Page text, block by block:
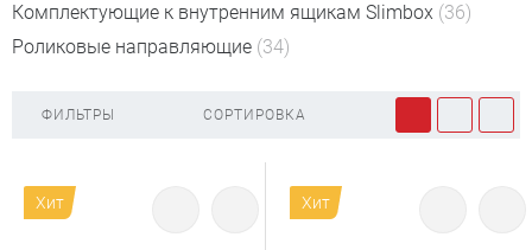
Комплектующие к внутренним ящикам Slimbox (36)
Роликовые направляющие (34)
ФИЛЬТРЫ СОРТИРОВКА
Хит Хит